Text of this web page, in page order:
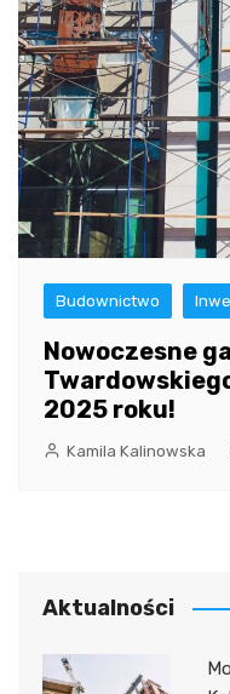
Budownictwo
Nowoczesne
2025 roku!
Kamila Kalinowska
Aktualności